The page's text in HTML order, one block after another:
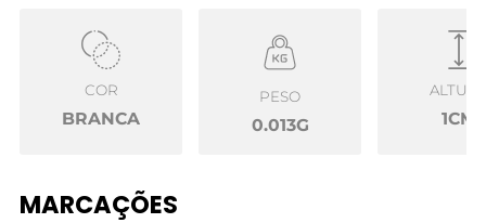
COR
BRANCA
PESO
0.013G 1CM
MARCAÇÕES